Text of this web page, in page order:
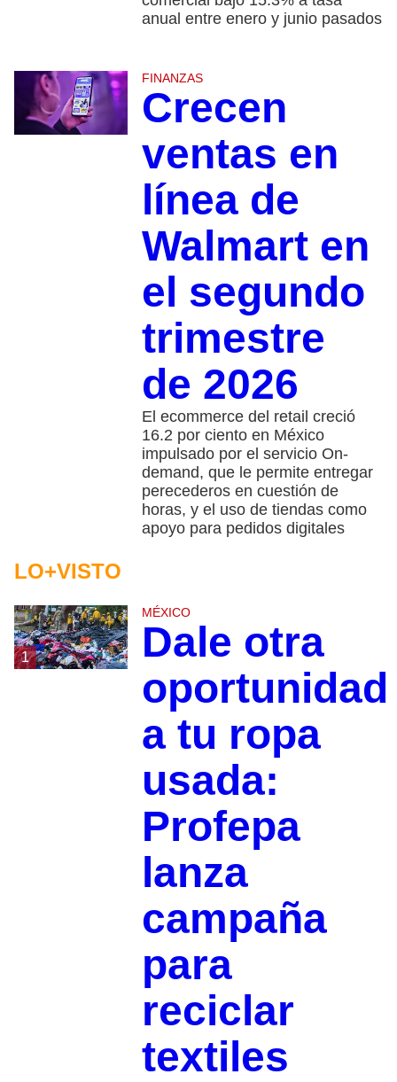
anual entre enero y junio pasados
FINANZAS
Crecen
ventas en
línea de
Walmart en
el segundo
trimestre
de 2026
El ecommerce del retail creció
16.2 por ciento en México
impulsado por el servicio On-
demand, que le permite entregar
perecederos en cuestión de
horas, y el uso de tiendas como
apoyo para pedidos digitales
LO+VISTO
1
MÉXICO
Dale otra
oportunidad
a tu ropa
usada:
Profepa
lanza
campaña
para
reciclar
textiles